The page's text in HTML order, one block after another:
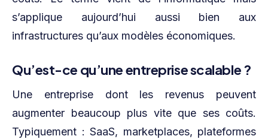
s’applique aujourd’hui aussi bien aux
infrastructures qu’aux modèles économiques.
Qu’est-ce qu’une entreprise scalable ?
Une entreprise dont les revenus peuvent
augmenter beaucoup plus vite que ses coûts.
Typiquement : SaaS, marketplaces, plateformes